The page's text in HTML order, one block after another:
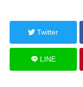
Twitter
LINE